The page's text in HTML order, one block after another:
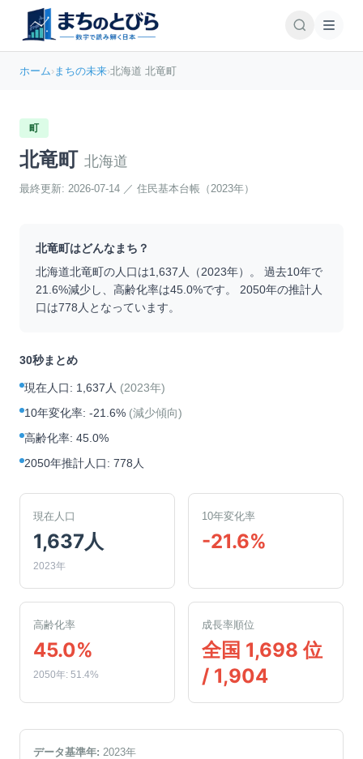
ホーム›まちの未来›北海道 北竜町
町
北竜町 北海道
最終更新: 2026-07-14 ／ 住民基本台帳（2023年）
北竜町はどんなまち？
北海道北竜町の人口は1,637 人（2023年）。 過去10年で
21.6%減少し、高齢化率は45.0%です。 2050年の推計人
口は778 人となっています。
30秒まとめ
現在人口: 1,637人 (2023年)
10年変化率: -21.6% (減少傾向)
高齢化率: 45.0%
2050年推計人口: 778人
現在人口
1,637人
2023年
10年変化率
-21.6%
高齢化率
45.0%
2050年: 51.4%
成長率順位
全国 1,698 位
/ 1,904
データ基準年: 2023年